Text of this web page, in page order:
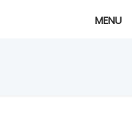
MENU